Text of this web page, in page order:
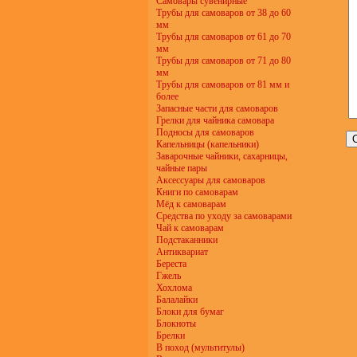
Трубы для самоваров от 38 до 60
мм
Трубы для самоваров от 61 до 70
мм
Трубы для самоваров от 71 до 80
мм
Трубы для самоваров от 81 мм и
более
Запасные части для самоваров
Грелки для чайника самовара
Подносы для самоваров
Капельницы (капельники)
Заварочные чайники, сахарницы,
чайные пары
Аксессуары для самоваров
Книги по самоварам
Мёд к самоварам
Средства по уходу за самоварами
Чай к самоварам
Подстаканники
Антиквариат
Береста
Гжель
Хохлома
Балалайки
Блоки для бумаг
Блокноты
Брелки
В поход (мультитулы)